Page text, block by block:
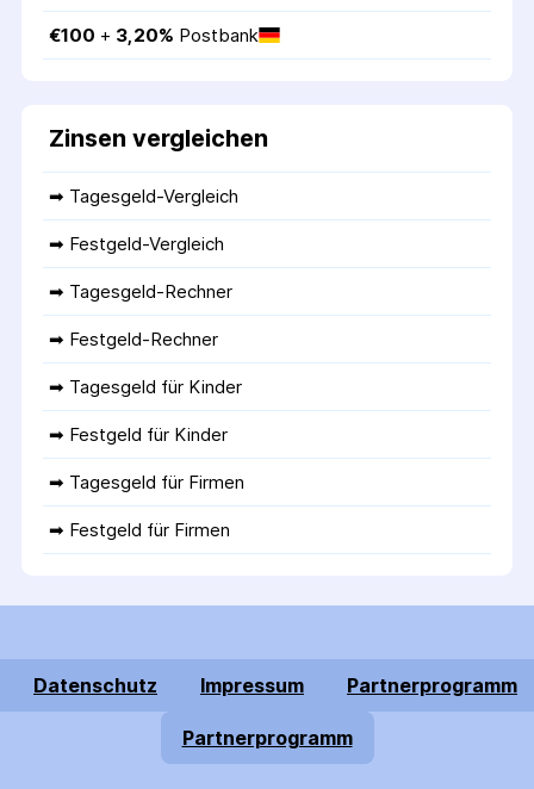
€100 + 3,20% Postbank
Zinsen vergleichen
➡ Tagesgeld-Vergleich
➡ Festgeld-Vergleich
➡ Tagesgeld-Rechner
➡ Festgeld-Rechner
➡ Tagesgeld für Kinder
➡ Festgeld für Kinder
➡ Tagesgeld für Firmen
➡ Festgeld für Firmen
Datenschutz Impressum Partnerprogramm
Partnerprogramm